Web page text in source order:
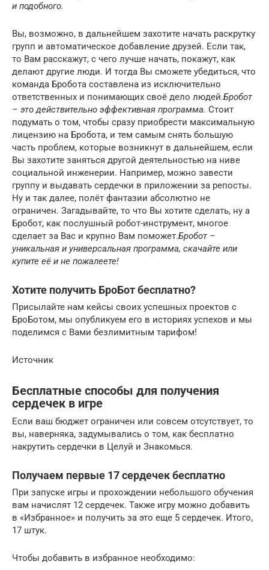
и подобного.
Вы, возможно, в дальнейшем захотите начать раскрутку
групп и автоматическое добавление друзей. Если так,
то Вам расскажут, с чего лучше начать, покажут, как
делают другие люди. И тогда Вы сможете убедиться, что
команда Бробота составлена из исключительно
ответственных и понимающих своё дело людей.Бробот
– это действительно эффективная программа. Стоит
подумать о том, чтобы сразу приобрести максимальную
лицензию на Бробота, и тем самым снять большую
часть проблем, которые возникнут в дальнейшем, если
Вы захотите заняться другой деятельностью на ниве
социальной инженерии. Например, можно завести
группу и выдавать сердечки в приложении за репосты.
Ну и так далее, полёт фантазии абсолютно не
ограничен. Загадывайте, то что Вы хотите сделать, ну а
Бробот, как послушный робот-инструмент, многое
сделает за Вас и крупно Вам поможет.Бробот –
уникальная и универсальная программа, скачайте или
купите её и не пожалеете!
Хотите получить БроБот бесплатно?
Присылайте нам кейсы своих успешных проектов с
БроБотом, мы опубликуем его в историях успехов и мы
поделимся с Вами безлимитным тарифом!
Источник
Бесплатные способы для получения
сердечек в игре
Если ваш бюджет ограничен или совсем отсутствует, то
вы, наверняка, задумывались о том, как бесплатно
накрутить сердечки в Целуй и Знакомься.
Получаем первые 17 сердечек бесплатно
При запуске игры и прохождении небольшого обучения
вам начислят 12 сердечек. Также игру можно добавить
в «Избранное» и получить за это еще 5 сердечек. Итого,
17 штук.
Чтобы добавить в избранное необходимо: